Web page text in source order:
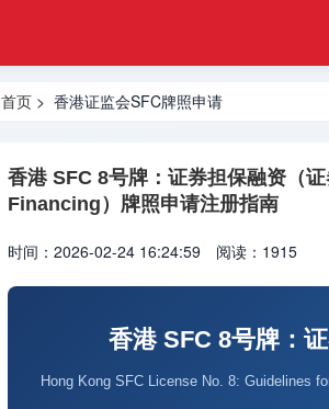
合规
牌照牌照
VASP牌
照
外汇经纪
牌照
首页 > 香港证监会SFC牌照申请
香港 SFC 8号牌：证券担保融资（
Financing）牌照申请注册指南
时间：2026-02-24 16:24:59 阅读：1915
香港 SFC 8号牌：
Hong Kong SFC License No. 8: Guidelines